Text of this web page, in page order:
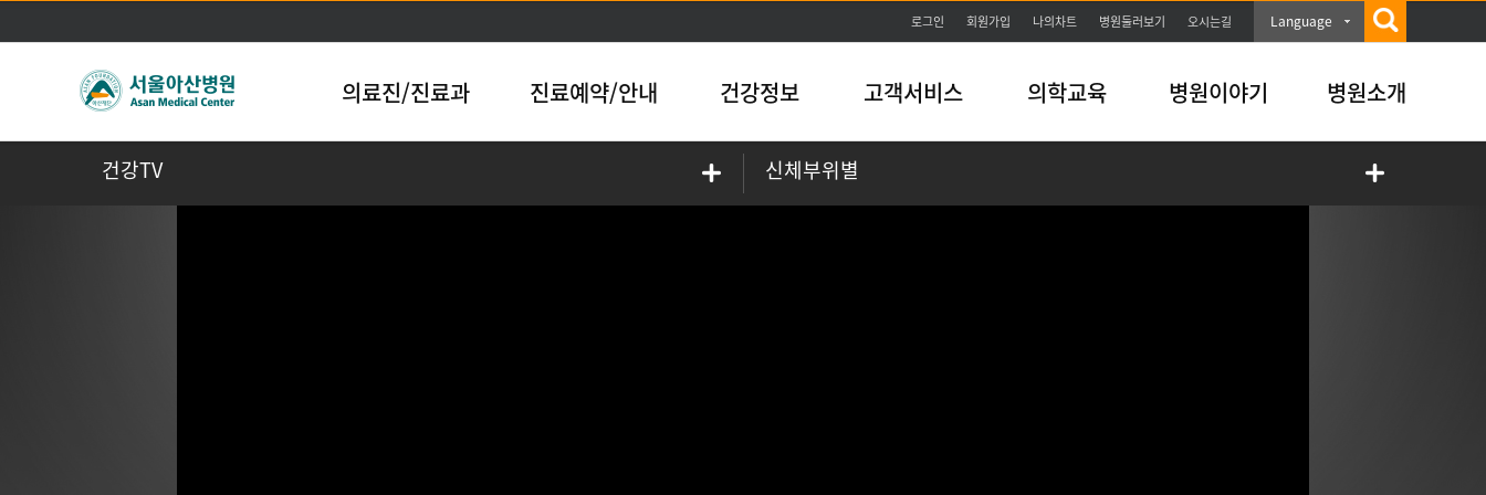
본문바로가기
로그인 회원가입 나의차트 병원둘러보기 오시는길 Language
의료진/진료과 진료예약/안내 건강정보 고객서비스 의학교육 병원이야기 병원소개
건강TV 신체부위별